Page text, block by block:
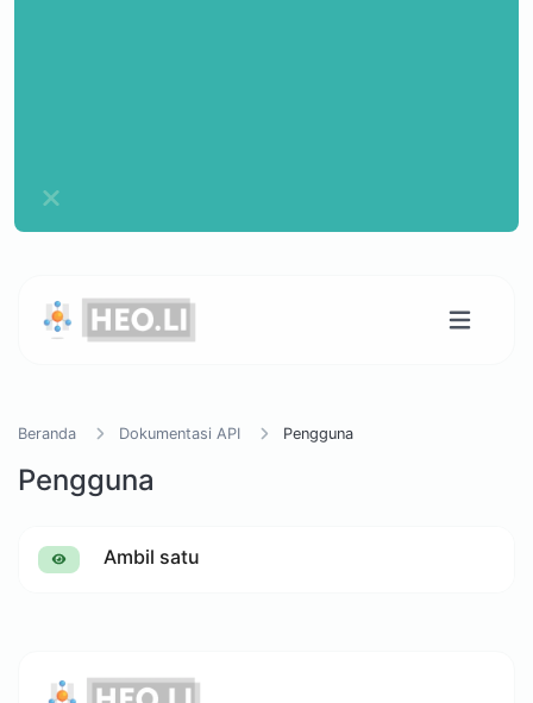
Beranda Dokumentasi API Pengguna
Pengguna
Ambil satu